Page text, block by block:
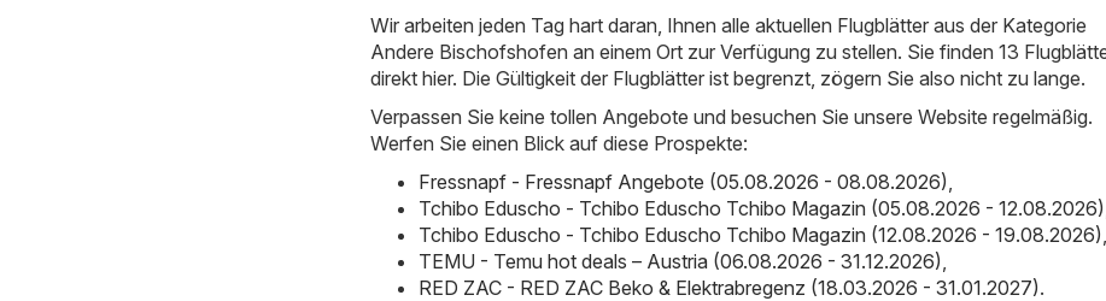
Wir arbeiten jeden Tag hart daran, Ihnen alle aktuellen Flugblätter aus der Kategorie
Andere Bischofshofen an einem Ort zur Verfügung zu stellen. Sie finden 13
direkt hier. Die Gültigkeit der Flugblätter ist begrenzt, zögern Sie also nicht zu lange.
Verpassen Sie keine tollen Angebote und besuchen Sie unsere Website regelmäßig.
Werfen Sie einen Blick auf diese Prospekte:
Fressnapf - Fressnapf Angebote (05.08.2026 - 08.08.2026)
Tchibo Eduscho - Tchibo Eduscho Tchibo Magazin (05.08.2026 - 12.08.2026)
Tchibo Eduscho - Tchibo Eduscho Tchibo Magazin (12.08.2026 - 19.08.2026)
TEMU - Temu hot deals – Austria (06.08.2026 - 31.12.2026)
RED ZAC - RED ZAC Beko & Elektrabregenz (18.03.2026 - 31.01.2027).